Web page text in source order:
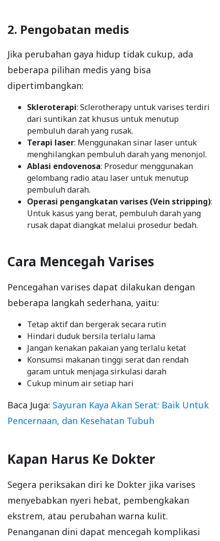
2. Pengobatan medis
Jika perubahan gaya hidup tidak cukup, ada
beberapa pilihan medis yang bisa
dipertimbangkan:
Skleroterapi: Sclerotherapy untuk varises terdiri
dari suntikan zat khusus untuk menutup
pembuluh darah yang rusak.
Terapi laser: Menggunakan sinar laser untuk
menghilangkan pembuluh darah yang menonjol.
Ablasi endovenosa: Prosedur menggunakan
gelombang radio atau laser untuk menutup
pembuluh darah.
Operasi pengangkatan varises (Vein stripping):
Untuk kasus yang berat, pembuluh darah yang
rusak dapat diangkat melalui prosedur bedah.
Cara Mencegah Varises
Pencegahan varises dapat dilakukan dengan
beberapa langkah sederhana, yaitu:
Tetap aktif dan bergerak secara rutin
Hindari duduk bersila terlalu lama
Jangan kenakan pakaian yang terlalu ketat
Konsumsi makanan tinggi serat dan rendah
garam untuk menjaga sirkulasi darah
Cukup minum air setiap hari
Baca Juga: Sayuran Kaya Akan Serat: Baik Untuk
Pencernaan, dan Kesehatan Tubuh
Kapan Harus Ke Dokter
Segera periksakan diri ke Dokter jika varises
menyebabkan nyeri hebat, pembengkakan
ekstrem, atau perubahan warna kulit.
Penanganan dini dapat mencegah komplikasi